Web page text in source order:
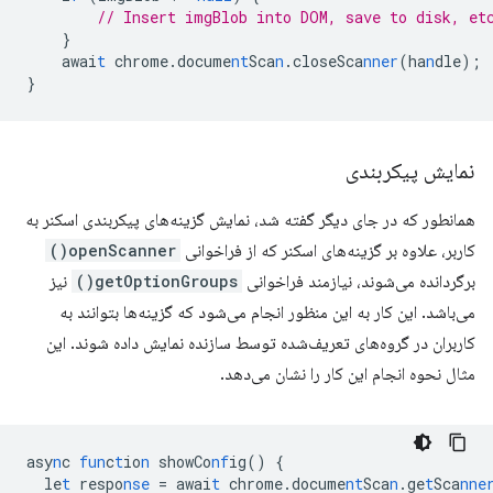
// Insert imgBlob into DOM, save to disk,
}
await chrome.documentScan .closeScanner(handle);
}
نمایش پیکربندی
همانطور که در جای دیگر گفته شد، نمایش گزینه‌های پیکربندی اسکنر به
کاربر، علاوه بر گزینه‌های اسکنر که از فراخوانی openScanner()
برگردانده می‌شوند، نیازمند فراخوانی getOptionGroups()
نیز
می‌باشد. این کار به این منظور انجام می‌شود که گزینه‌ها بتوانند به
کاربران در گروه‌های تعریف‌شده توسط سازنده نمایش داده شوند. این
مثال نحوه انجام این کار را نشان می‌دهد.
async function showConfig()
{
let response = await chrome.documentScan .getSca